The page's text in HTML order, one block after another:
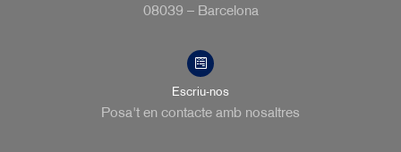
08039 – Barcelona
Escriu-nos
Posa't en contacte amb nosaltres